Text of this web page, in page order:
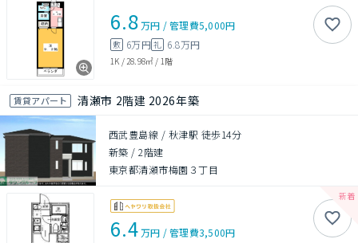
6.8万円 /管理費5,000円
敷 6万円礼 6.8万円
1K / 28.98㎡ / 1階
賃貸アパート 清瀬市 2階建 2026年築
西武豊島線 / 秋津駅 徒歩14分
新築 /2階建
東京都清瀬市梅園３丁目
6.4万円 /管理費3,500円